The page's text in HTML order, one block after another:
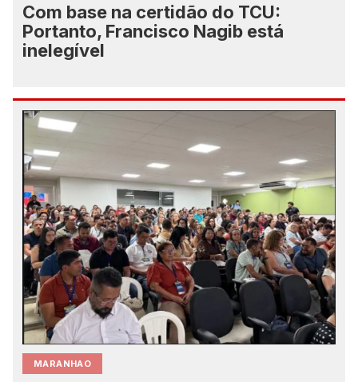
Com base na certidão do TCU:
Portanto, Francisco Nagib está
inelegível
MARANHAO